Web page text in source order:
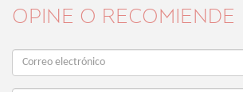
OPINE O RECOMIENDE